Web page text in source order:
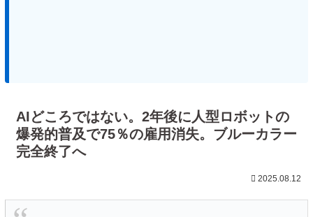
AIどころではない。2年後に人型ロボットの
爆発的普及で75％の雇用消失。ブルーカラー
完全終了へ
2025.08.12